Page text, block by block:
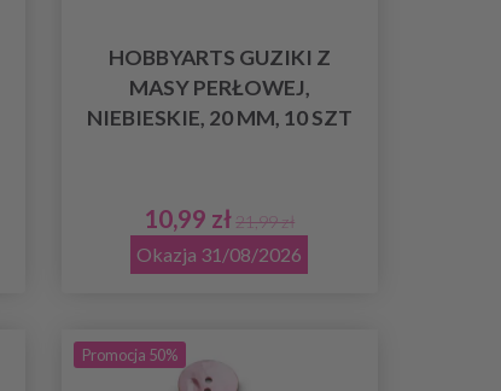
HOBBYARTS GUZIKI Z
MASY PERŁOWEJ,
NIEBIESKIE, 20 MM, 10 SZT
10,99 zł21,99 zł
Okazja 31/08/2026
Promocja 50%